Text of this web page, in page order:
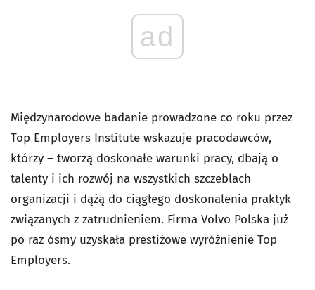
ad
Międzynarodowe badanie prowadzone co roku przez
Top Employers Institute wskazuje pracodawców,
którzy – tworzą doskonałe warunki pracy, dbają o
talenty i ich rozwój na wszystkich szczeblach
organizacji i dążą do ciągłego doskonalenia praktyk
związanych z zatrudnieniem. Firma Volvo Polska już
po raz ósmy uzyskała prestiżowe wyróżnienie Top
Employers.